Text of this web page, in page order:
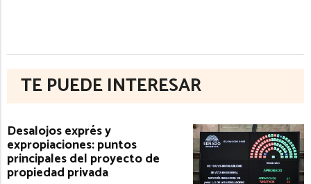
TE PUEDE INTERESAR
Desalojos exprés y
expropiaciones: puntos
principales del proyecto de
propiedad privada